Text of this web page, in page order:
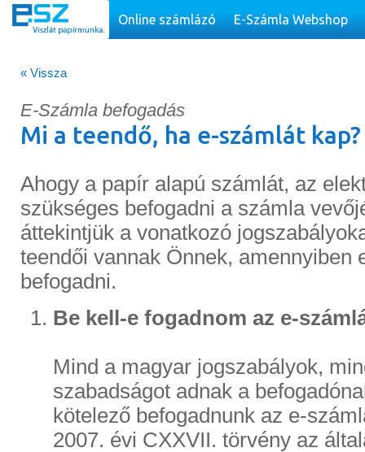
Online számlázó E-Számla Webshop
« Vissza
E-Számla befogadás
Mi a teendő, ha e-számlát kap?
Ahogy a papír alapú számlát, az
szükséges befogadni a számla
áttekintjük a vonatkozó
teendői vannak Önnek, amennyiben
befogadni.
Be kell-e fogadnom az e-
Mind a magyar jogszabályok,
szabadságot adnak a
kötelező befogadnunk az e-
2007. évi CXXVII. törvény az